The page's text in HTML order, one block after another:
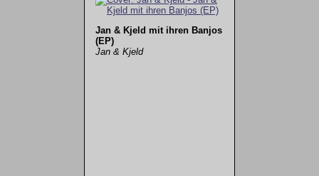
Jan & Kjeld mit ihren Banjos
(EP)
Jan & Kjeld